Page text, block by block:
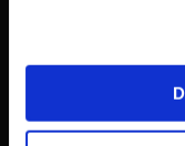
Freedom in